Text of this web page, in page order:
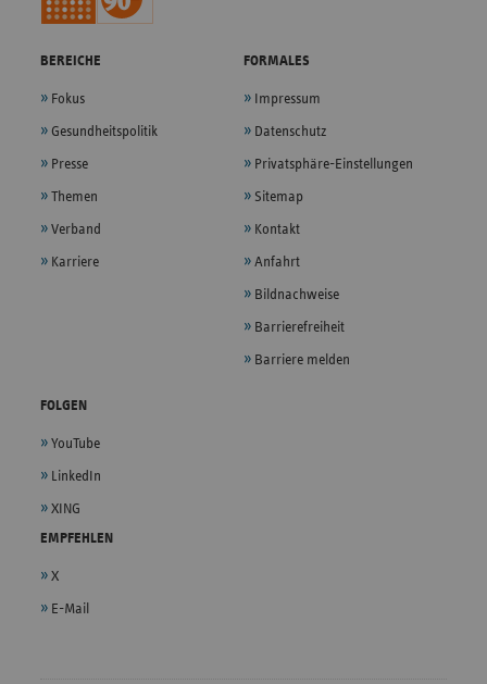
BEREICHE
Fokus
Gesundheitspolitik
Presse
Themen
Verband
Karriere
FORMALES
Impressum
Datenschutz
Privatsphäre-Einstellungen
Sitemap
Kontakt
Anfahrt
Bildnachweise
Barrierefreiheit
Barriere melden
FOLGEN
YouTube
LinkedIn
XING
EMPFEHLEN
X
E-Mail